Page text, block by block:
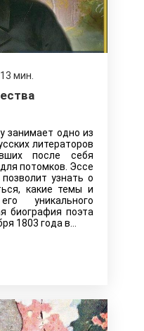
13 мин.
занимает одно из
литераторов
после себя
потомков. Эссе
узнать о
какие темы и
уникального
биография поэта
1803 года в…